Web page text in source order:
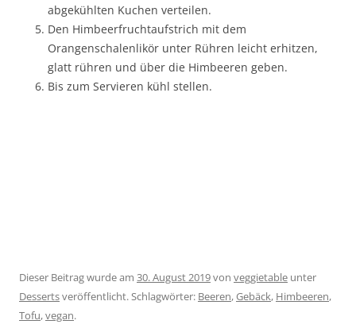
abgekühlten Kuchen verteilen.
Den Himbeerfruchtaufstrich mit dem
Orangenschalenlikör unter Rühren leicht erhitzen,
glatt rühren und über die Himbeeren geben.
Bis zum Servieren kühl stellen.
Dieser Beitrag wurde am 30. August 2019von veggietable unter
Dessertsveröffentlicht. Schlagwörter: Beeren,Gebäck, Himbeeren,
Tofu,vegan.